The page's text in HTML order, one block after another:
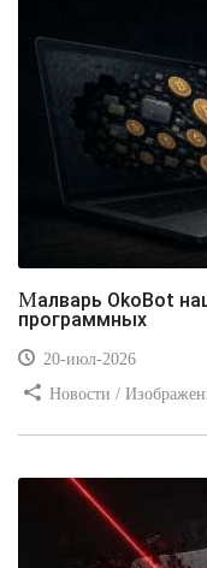
Малварь OkoBot нацелена на владельцев
программных
20-июл-2026
Новости /